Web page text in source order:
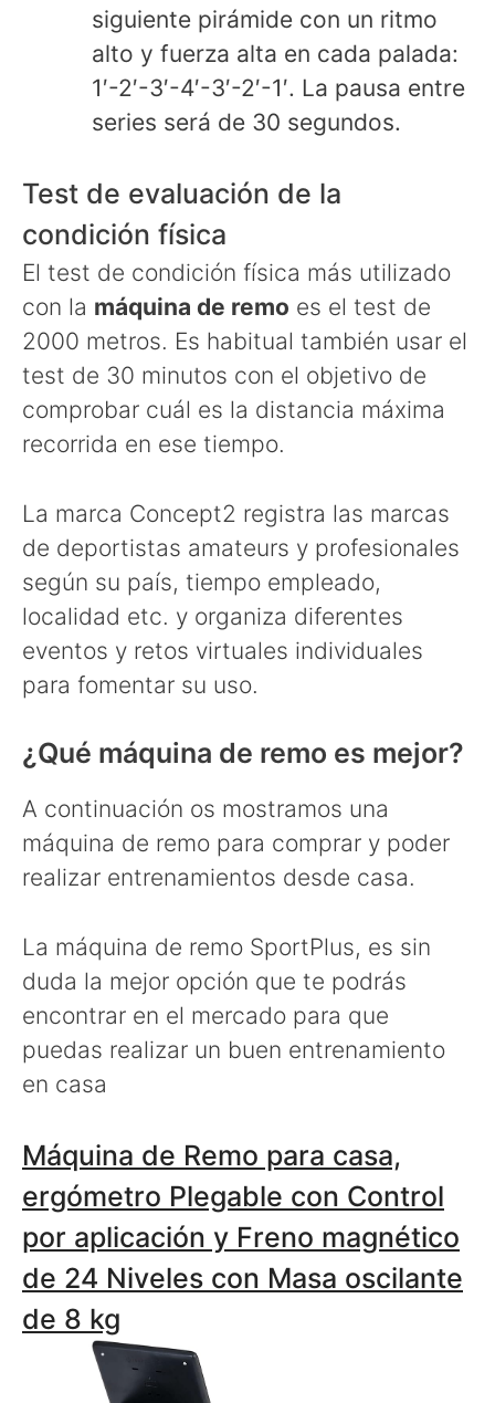
siguiente pirámide con un ritmo
alto y fuerza alta en cada palada:
1′-2′-3′-4′-3′-2′-1′. La pausa entre
series será de 30 segundos.
Test de evaluación de la
condición física
El test de condición física más utilizado
con la máquina de remo es el test de
2000 metros. Es habitual también usar el
test de 30 minutos con el objetivo de
comprobar cuál es la distancia máxima
recorrida en ese tiempo.
La marca Concept2 registra las marcas
de deportistas amateurs y profesionales
según su país, tiempo empleado,
localidad etc. y organiza diferentes
eventos y retos virtuales individuales
para fomentar su uso.
¿Qué máquina de remo es mejor?
A continuación os mostramos una
máquina de remo para comprar y poder
realizar entrenamientos desde casa.
La máquina de remo SportPlus, es sin
duda la mejor opción que te podrás
encontrar en el mercado para que
puedas realizar un buen entrenamiento
en casa
Máquina de Remo para casa,
ergómetro Plegable con Control
por aplicación y Freno magnético
de 24 Niveles con Masa oscilante
de 8 kg